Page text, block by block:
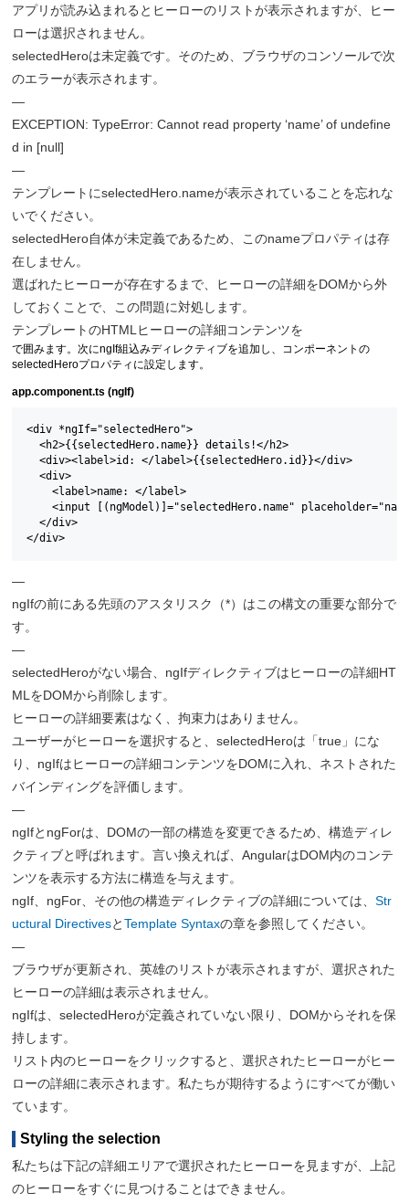
アプリが読み込まれるとヒーローのリストが表示されますが、ヒー
ローは選択されません。
selectedHeroは未定義です。そのため、ブラウザのコンソールで次
のエラーが表示されます。
—
EXCEPTION: TypeError: Cannot read property ‘name’ of undefine
d in [null]
—
テンプレートにselectedHero.nameが表示されていることを忘れな
いでください。
selectedHero自体が未定義であるため、このnameプロパティは存
在しません。
選ばれたヒーローが存在するまで、ヒーローの詳細をDOMから外
しておくことで、この問題に対処します。
テンプレートのHTMLヒーローの詳細コンテンツを
で囲みます。次にngIf組込みディレクティブを追加し、コンポーネントの
selectedHeroプロパティに設定します。
app.component.ts (ngIf)
<div *ngIf="selectedHero">
  <h2>{{selectedHero.name}} details!</h2>
  <div><label>id: </label>{{selectedHero.id}}</div>
  <div>
    <label>name: </label>
<input [(ngModel)]="selectedHero.name"
  </div>
</div>
—
ngIfの前にある先頭のアスタリスク（*）はこの構文の重要な部分で
す。
—
selectedHeroがない場合、ngIfディレクティブはヒーローの詳細HT
MLをDOMから削除します。
ヒーローの詳細要素はなく、拘束力はありません。
ユーザーがヒーローを選択すると、selectedHeroは「true」にな
り、ngIfはヒーローの詳細コンテンツをDOMに入れ、ネストされた
バインディングを評価します。
—
ngIfとngForは、DOMの一部の構造を変更できるため、構造ディレ
クティブと呼ばれます。言い換えれば、AngularはDOM内のコンテ
ンツを表示する方法に構造を与えます。
ngIf、ngFor、その他の構造ディレクティブの詳細については、 Str
uctural DirectivesとTemplate Syntaxの章を参照してください。
—
ブラウザが更新され、英雄のリストが表示されますが、選択された
ヒーローの詳細は表示されません。
ngIfは、selectedHeroが定義されていない限り、DOMからそれを保
持します。
リスト内のヒーローをクリックすると、選択されたヒーローがヒー
ローの詳細に表示されます。私たちが期待するようにすべてが働い
ています。
Styling the selection
私たちは下記の詳細エリアで選択されたヒーローを見ますが、上記
のヒーローをすぐに見つけることはできません。